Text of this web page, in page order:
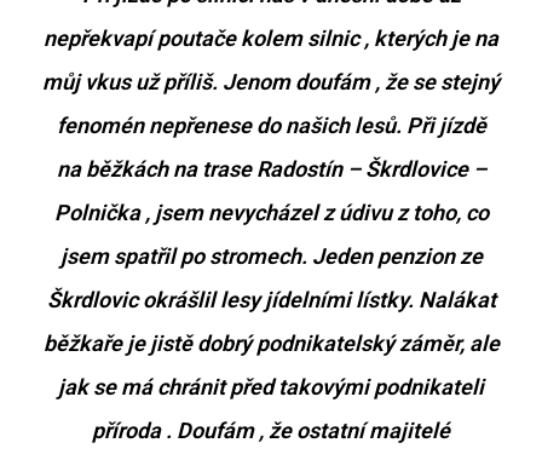
nepřekvapí poutače kolem silnic , kterých je na
můj vkus už příliš. Jenom doufám , že se stejný
fenomén nepřenese do našich lesů. Při jízdě
na běžkách na trase Radostín – Škrdlovice –
Polnička , jsem nevycházel z údivu z toho, co
jsem spatřil po stromech. Jeden penzion ze
Škrdlovic okrášlil lesy jídelními lístky. Nalákat
běžkaře je jistě dobrý podnikatelský záměr, ale
jak se má chránit před takovými podnikateli
příroda . Doufám , že ostatní majitelé